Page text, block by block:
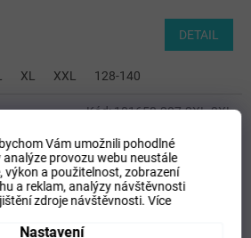
Vám umožnili pohodlné
analýze provozu webu neustále
výkon a použitelnost,zobrazení
a reklam, analýzy návštěvnosti
zdroje návštěvnosti.Více
Nastavení
DETAIL
XL XXL 128-140
Kód:101658.207-2XL-3XL